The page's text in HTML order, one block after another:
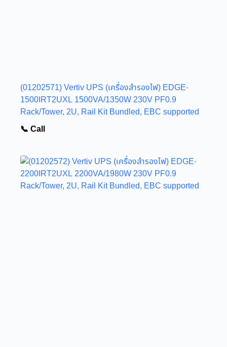
(01202571) Vertiv UPS (เครื่องสำรองไฟ) EDGE-
1500IRT2UXL 1500VA/1350W 230V PF0.9
Rack/Tower, 2U, Rail Kit Bundled, EBC supported
📞 Call